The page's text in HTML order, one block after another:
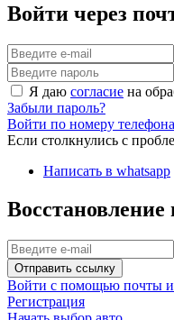
Войти через
Я даю согласие на
Забыли пароль?
Войти по номеру телефона
Если столкнулись с
Написать в whatsapp
Восстановление
Отправить ссылку
Войти с помощью почты и
Регистрация